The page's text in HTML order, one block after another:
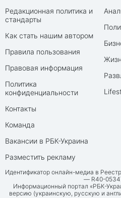
Редакционная политика и
стандарты
Как стать нашим автором
Правила пользования
Правовая информация
Политика
конфиденциальности
Контакты
Команда
Вакансии в РБК-Украина
Разместить рекламу
Идентификатор онлайн-медиа в
— R40-
Информационный портал «РБК-
версию (украинскую, русскую и